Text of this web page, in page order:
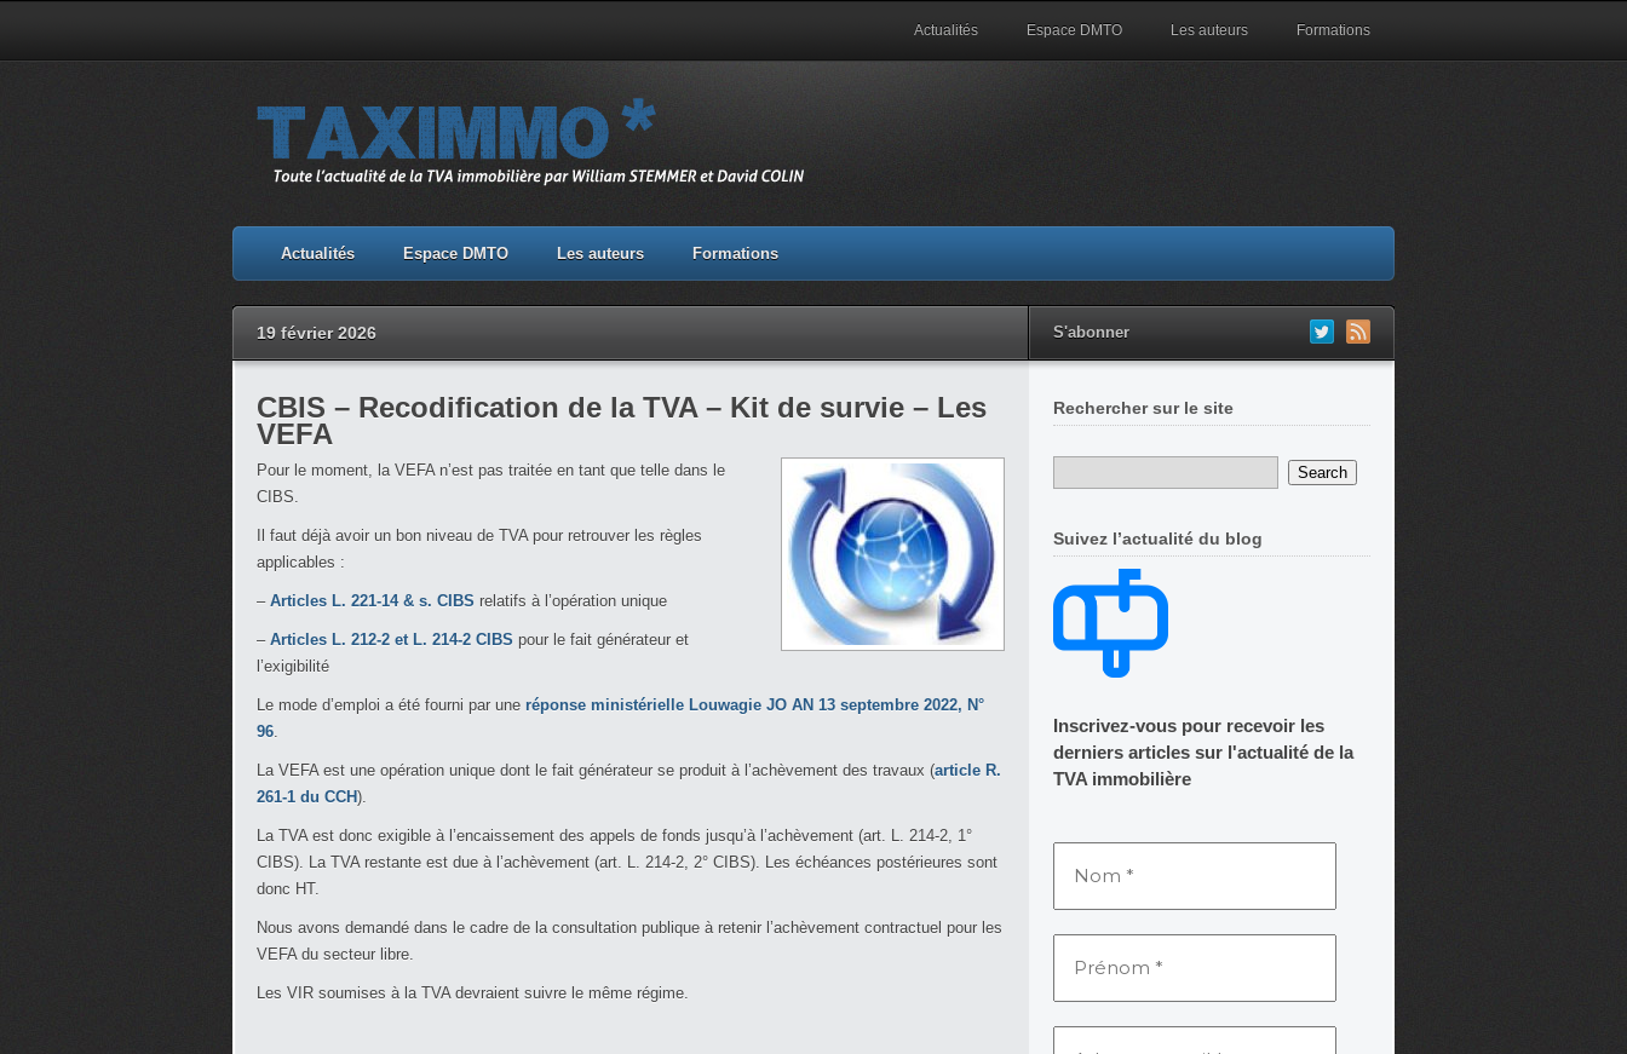
Actualités Espace DMTO Les auteurs Formations
Actualités Espace DMTO Les auteurs Formations
19 février 2026 S'abonner
CBIS – Recodification de la TVA – Kit de survie – Les
VEFA
Pour le moment, la VEFA n’est pas traitée en tant que telle dans le
CIBS.
Il faut déjà avoir un bon niveau de TVA pour retrouver les règles
applicables :
– Articles L. 221-14 & s. CIBS relatifs à l’opération unique
– Articles L. 212-2 et L. 214-2 CIBS pour le fait générateur et
l’exigibilité
Le mode d’emploi a été fourni par une réponse ministérielle Louwagie JO AN 13 septembre 2022, N°
96.
La VEFA est une opération unique dont le fait générateur se produit à l’achèvement des travaux (article R.
261-1 du CCH).
La TVA est donc exigible à l’encaissement des appels de fonds jusqu’à l’achèvement (art. L. 214-2, 1°
CIBS). La TVA restante est due à l’achèvement (art. L. 214-2, 2° CIBS). Les échéances postérieures sont
donc HT.
Nous avons demandé dans le cadre de la consultation publique à retenir l’achèvement contractuel pour les
VEFA du secteur libre.
Les VIR soumises à la TVA devraient suivre le même régime.
Rechercher sur le site
Suivez l’actualité du blog
Inscrivez-vous pour recevoir les
derniers articles sur l'actualité de la
TVA immobilière